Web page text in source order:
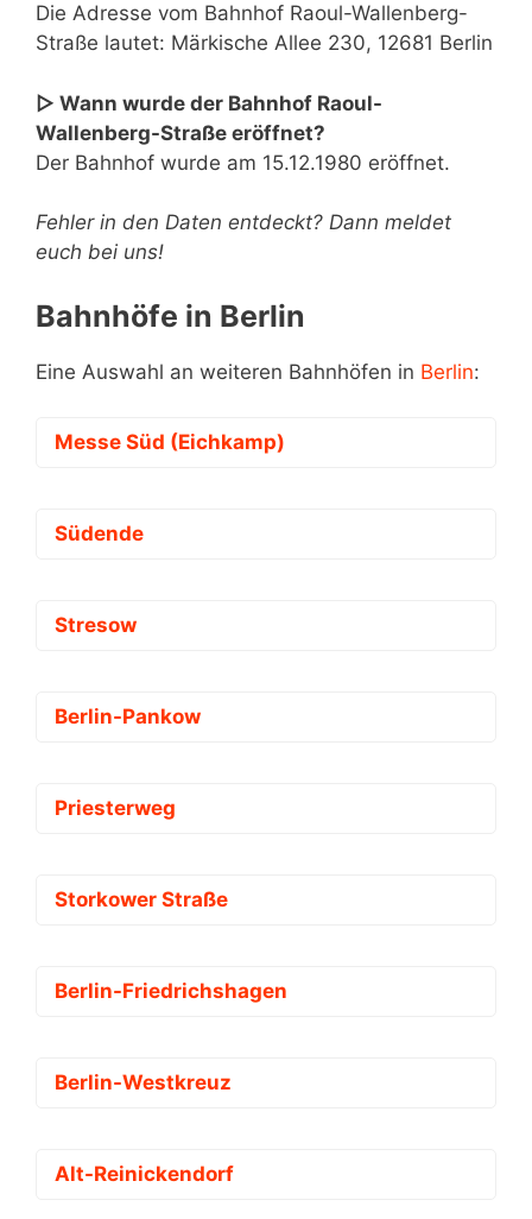
Die Adresse vom Bahnhof Raoul-Wallenberg-
Straße lautet: Märkische Allee 230, 12681 Berlin
▷ Wann wurde der Bahnhof Raoul-
Wallenberg-Straße eröffnet?
Der Bahnhof wurde am 15.12.1980 eröffnet.
Fehler in den Daten entdeckt? Dann meldet
euch bei uns!
Bahnhöfe in Berlin
Eine Auswahl an weiteren Bahnhöfen in Berlin:
Messe Süd (Eichkamp)
Südende
Stresow
Berlin-Pankow
Priesterweg
Storkower Straße
Berlin-Friedrichshagen
Berlin-Westkreuz
Alt-Reinickendorf